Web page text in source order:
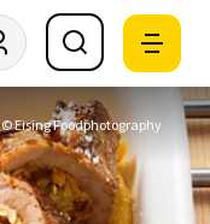
© Eising Foodphotography